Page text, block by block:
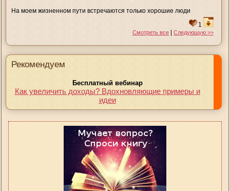
На моем жизненном пути встречаются только хорошие люди
1
Смотреть все | Следующую >>
Рекомендуем
Бесплатный вебинар
Как увеличить доходы? Вдохновляющие примеры и
идеи